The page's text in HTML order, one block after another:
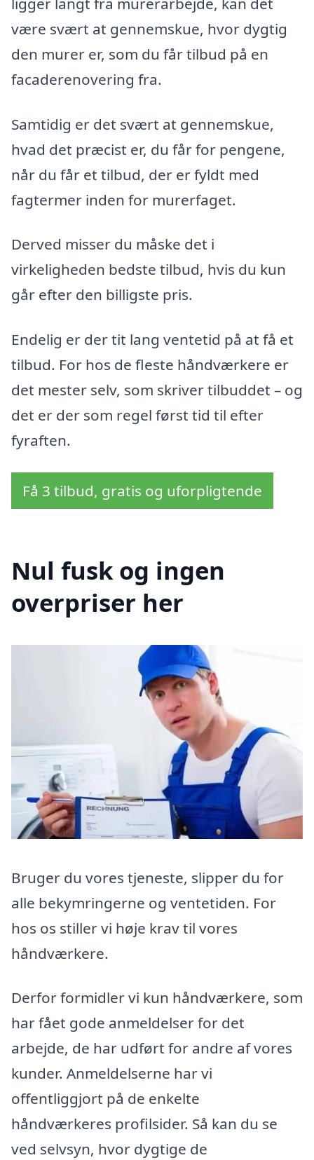
være svært at gennemskue, hvor dygtig
den murer er, som du får tilbud på en
facaderenovering fra.
Samtidig er det svært at gennemskue,
hvad det præcist er, du får for pengene,
når du får et tilbud, der er fyldt med
fagtermer inden for murerfaget.
Derved misser du måske det i
virkeligheden bedste tilbud, hvis du kun
går efter den billigste pris.
Endelig er der tit lang ventetid på at få et
tilbud. For hos de fleste håndværkere er
det mester selv, som skriver tilbuddet – og
det er der som regel først tid til efter
fyraften.
Få 3 tilbud, gratis og uforpligtende
Nul fusk og ingen
overpriser her
Bruger du vores tjeneste, slipper du for
alle bekymringerne og ventetiden. For
hos os stiller vi høje krav til vores
håndværkere.
Derfor formidler vi kun håndværkere, som
har fået gode anmeldelser for det
arbejde, de har udført for andre af vores
kunder. Anmeldelserne har vi
offentliggjort på de enkelte
håndværkeres profilsider. Så kan du se
ved selvsyn, hvor dygtige de